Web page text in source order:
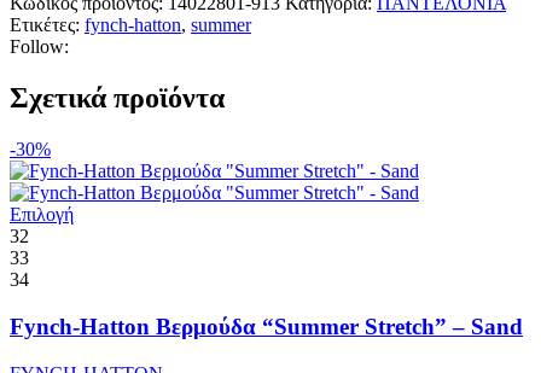
Ετικέτες: fynch-hatton, summer
Follow:
Σχετικά προϊόντα
-30%
ΕπιλογήΑυτό
παραλλαγές.
Οι
επιλογές
32
33
34
Fynch-Hatton Βερμούδα “Summer Stretch” – Sand